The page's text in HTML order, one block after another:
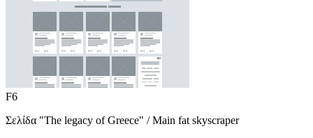
F6
Σελίδα "The legacy of Greece" / Main fat skyscraper